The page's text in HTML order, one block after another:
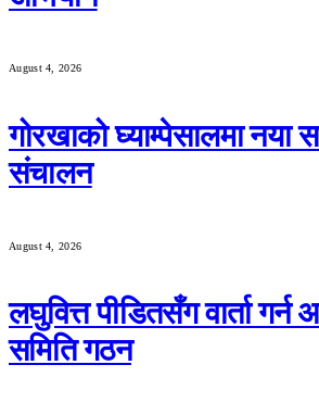
August 4, 2026
गोरखाको घ्याम्पेसालमा नया
संचालन
August 4, 2026
लघुवित्त पीडितसँग वार्ता गर्न
समिति गठन